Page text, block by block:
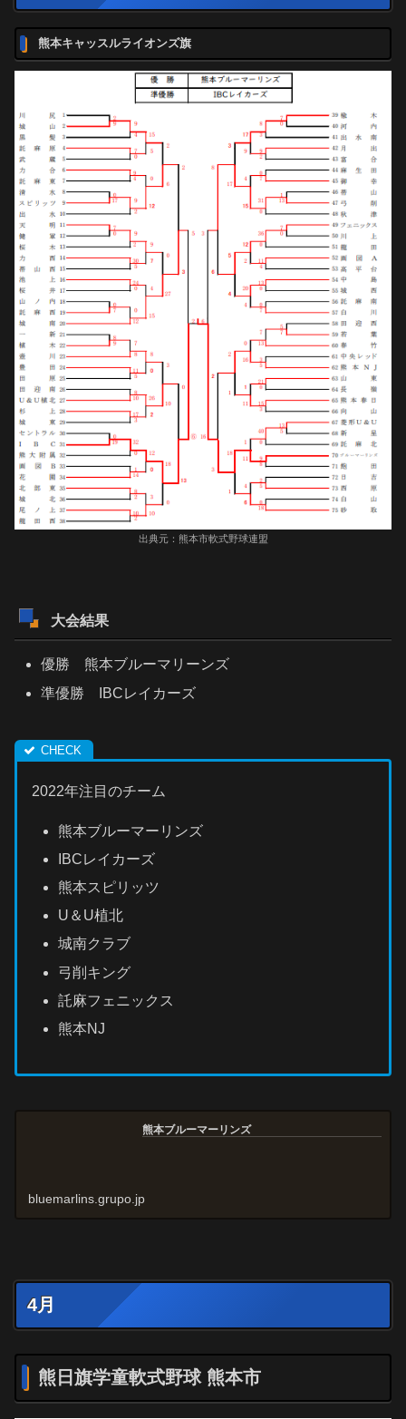
熊本キャッスルライオンズ旗
出典元：熊本市軟式野球連盟
大会結果
優勝 熊本ブルーマリーンズ
準優勝 IBCレイカーズ
2022年注目のチーム
熊本ブルーマーリンズ
IBCレイカーズ
熊本スピリッツ
U＆U植北
城南クラブ
弓削キング
託麻フェニックス
熊本NJ
熊本ブルーマーリンズ
bluemarlins.grupo.jp
4月
熊日旗学童軟式野球 熊本市